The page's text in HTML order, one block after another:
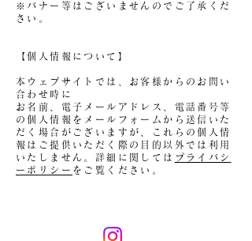
※バナー等はございませんのでご了承くだ
さい。
【個人情報について】
本ウェブサイトでは、お客様からのお問い
合わせ時に
お名前、電子メールアドレス、電話番号等
の個人情報をメールフォームから送信いた
だく場合がございますが、これらの個人情
報はご提供いただく際の目的以外では利用
いたしません。詳細に関しては プライバシ
ーポリシー をご覧ください。